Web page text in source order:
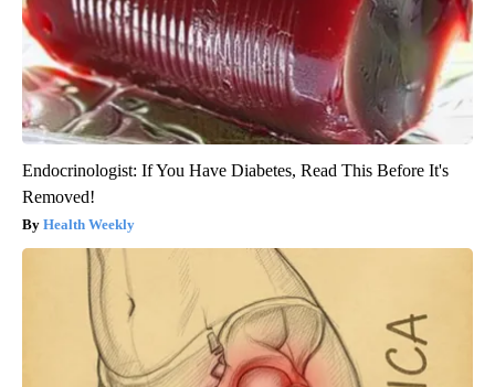
Endocrinologist: If You Have Diabetes, Read This Before It's
Removed!
Health Weekly